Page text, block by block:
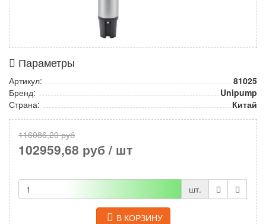
Параметры
Артикул:
81025
Бренд:
Unipump
Страна:
Китай
116086,20 руб
102959,68 руб / шт
шт.
В КОРЗИНУ